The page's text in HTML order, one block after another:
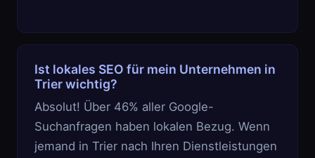
Ist lokales SEO für mein Unternehmen in
Trier wichtig?
Absolut! Über 46% aller Google-
Suchanfragen haben lokalen Bezug. Wenn
jemand in Trier nach Ihren Dienstleistungen